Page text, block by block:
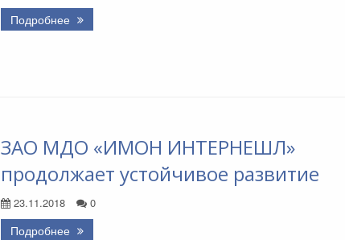
Подробнее
ЗАО МДО «ИМОН ИНТЕРНЕШЛ»
продолжает устойчивое развитие
23.11.2018 0
Подробнее